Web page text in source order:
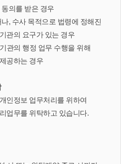
의를 받은 경우
, 수사 목적으로 법령에 정해진
관의 요구가 있는 경우
관의 행정 업무 수행을 위해
공하는 경우
인정보 업무처리를 위하여
업무를 위탁하고 있습니다.